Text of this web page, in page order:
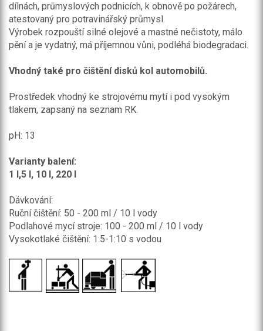
dílnách, průmyslových podnicích, k obnově po požárech,
atestovaný pro potravinářský průmysl.
Výrobek rozpouští silné olejové a mastné nečistoty, málo
pění a je vydatný, má příjemnou vůni, podléhá biodegradaci.
Vhodný také pro čištění disků kol automobilů.
Prostředek vhodný ke strojovému mytí i pod vysokým
tlakem, zapsaný na seznam RK.
pH: 13
Varianty balení:
1 l,5 l, 10 l, 220 l
Dávkování:
Ruční čištění: 50 - 200 ml / 10 l vody
Podlahové mycí stroje: 100 - 200 ml / 10 l vody
Vysokotlaké čištění: 1:5-1:10 s vodou